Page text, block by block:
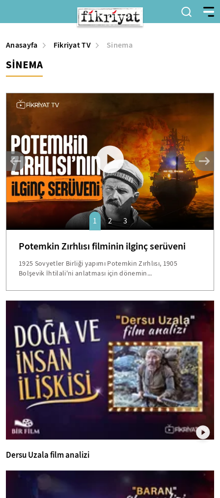
Anasayfa Fikriyat TV Sinema
SİNEMA
Potemkin Zırhlısı filminin ilginç serüveni
1925 Sovyetler Birliği yapımı Potemkin Zırhlısı, 1905
Bolşevik İhtilali'ni anlatması için dönemin...
1 2 3
mobile
Dersu Uzala film analizi
mobile